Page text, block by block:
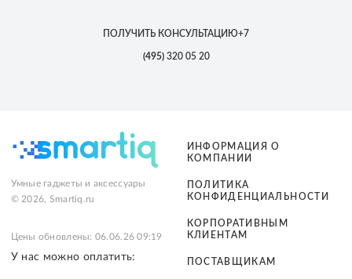
ПОЛУЧИТЬ КОНСУЛЬТАЦИЮ+7
(495)320 05 20
Умные гаджеты и аксессуары
© 2026, Smartiq.ru
Цены обновлены: 06.06.26 09:19
У нас можно оплатить:
ИНФОРМАЦИЯ О
КОМПАНИИ
ПОЛИТИКА
КОНФИДЕНЦИАЛЬНОСТИ
КОРПОРАТИВНЫМ
КЛИЕНТАМ
ПОСТАВЩИКАМ